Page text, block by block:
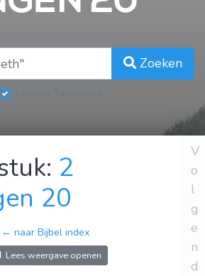
Zoeken
2
20
← naar Bijbel index
Lees weergave openen
V
o
l
g
e
n
d